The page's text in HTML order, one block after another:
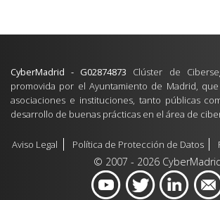
CyberMadrid - G02874873 Clúster de
promovida por el Ayuntamiento de Madrid,
asociaciones e instituciones, tanto públicas
desarrollo de buenas prácticas en el área de
Aviso Legal Política de Protección de Datos
© 2007 - 2026